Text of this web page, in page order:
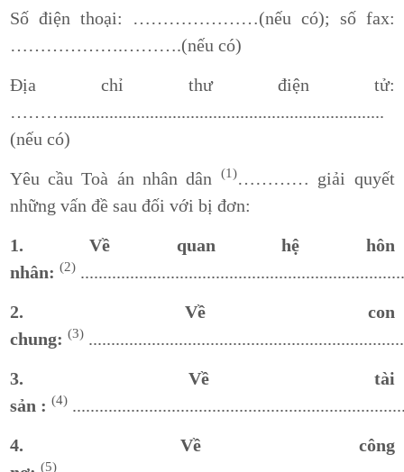
Số điện thoại: …………………(nếu có); số fax:
……………….……….(nếu có)
Địa chỉ thư điện tử:
……….......................................................................
(nếu có)
Yêu cầu Toà án nhân dân
(1)………… giải quyết
những vấn đề sau đối với bị đơn:
1. Về quan hệ hôn
nhân: (2)
2. Về con
chung: (3)
3.
Về tài
sản : (4)
4. Về công
(5)